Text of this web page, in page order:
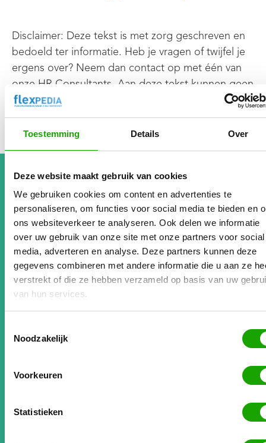
Toestemming Details Over
Deze website maakt gebruik van cookies
We gebruiken cookies om content en advertenties te
personaliseren, om functies voor social media te bieden en
ons websiteverkeer te analyseren. Ook delen we informatie
over uw gebruik van onze site met onze partners voor social
media, adverteren en analyse. Deze partners kunnen deze
gegevens combineren met andere informatie die u aan ze
verstrekt of die ze hebben verzameld op basis van uw
van hun services.
Noodzakelijk
Voorkeuren
Statistieken
Disclaimer: Deze tekst is met zorg geschreven en
bedoeld ter informatie. Heb je vragen of twijfel je
ergens over? Neem dan contact op met één van
onze HR Consultants. Aan deze tekst kunnen geen
rechten worden ontleend.
.
Review klant
Johan Senders
Directeur Workaround Europe
www.workaroundeurope.nl
Sinds de samenwerking met Flexpedia’s platform is
van het platform zijn onze bedrijfsprocessen
Meer reviews: bekijk hier de reviews en user cases